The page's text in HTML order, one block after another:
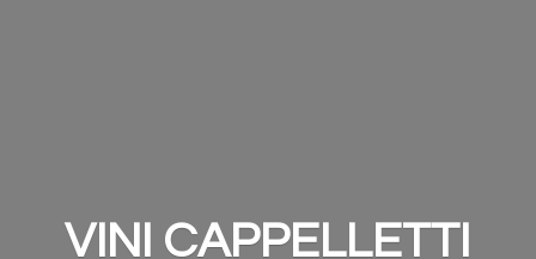
VINI CAPPELLETTI